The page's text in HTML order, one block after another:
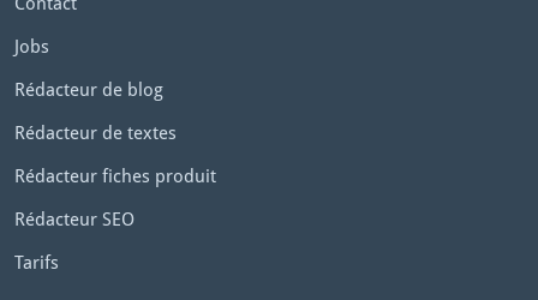
Jobs
Rédacteur de blog
Rédacteur de textes
Rédacteur fiches produit
Rédacteur SEO
Tarifs